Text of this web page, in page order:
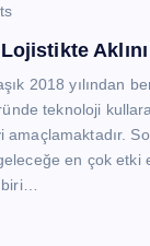
2018 yılından
teknoloji
amaçlamaktadır.
en çok etki